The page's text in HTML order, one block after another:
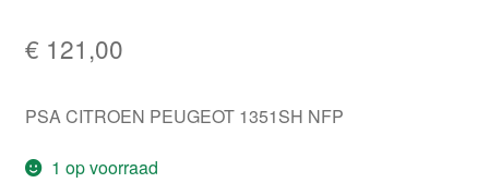
€ 121,00
PSA CITROEN PEUGEOT 1351SH NFP
1 op voorraad